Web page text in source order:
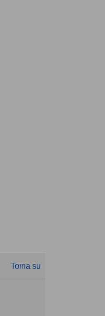
Torna su